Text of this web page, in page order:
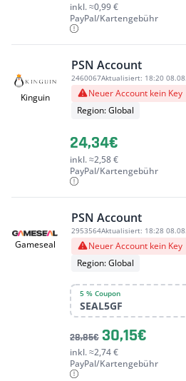
inkl. ≈0,99 €
PayPal/Kartengebühr
Kinguin
PSN Account
2460067Aktualisiert: 18:20
Neuer Account kein Key
Region: Global
24,34€
inkl. ≈2,58 €
PayPal/Kartengebühr
Gameseal
PSN Account
2953564Aktualisiert: 18:28
Neuer Account kein Key
Region: Global
5 % Coupon
SEAL5GF
28,85€ 30,15€
inkl. ≈2,74 €
PayPal/Kartengebühr